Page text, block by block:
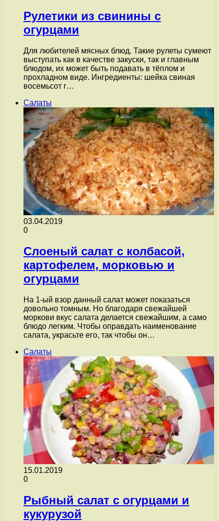
Рулетики из свинины с
огурцами
Для любителей мясных блюд. Такие рулеты сумеют
выступать как в качестве закуски, так и главным
блюдом, их может быть подавать в тёплом и
прохладном виде. Ингредиенты: шейка свиная
восемьсот г…
Салаты
03.04.2019
0
Слоеный салат с колбасой,
картофелем, морковью и
огурцами
На 1-ый взор данный салат может показаться
довольно томным. Но благодаря свежайшей
моркови вкус салата делается свежайшим, а само
блюдо легким. Чтобы оправдать наименование
салата, украсьте его, так чтобы он…
Салаты
15.01.2019
0
Рыбный салат с огурцами и
кукурузой